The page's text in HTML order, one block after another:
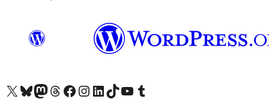
અમારા X (અગાઉ ટ્વિટર) એકાઉન્ટની મુલાકાત લોઅમારા Bluesky એકાઉન્ટની મુલાકાત લોઅમારા માસ્ટોડોન એકાઉન્ટની મુલાકાત લોઅમારા Threads એકાઉન્ટની મુલાકાત લો અમારા ફેસબુક પેજની મુલાકાત લોઅમારા ઇન્સ્ટાગ્રામ એકાઉન્ટની મુલાકાત લો અમારા LinkedIn એકાઉન્ટની મુલાકાત લોઅમારા TikTok એકાઉન્ટની મુલાકાત લોઅમારી YouTube ચેનલની મુલાકાત લો અમારા Tumblr એકાઉન્ટની મુલાકાત લો